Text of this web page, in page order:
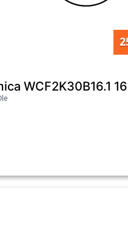
WCF2K30B16.1